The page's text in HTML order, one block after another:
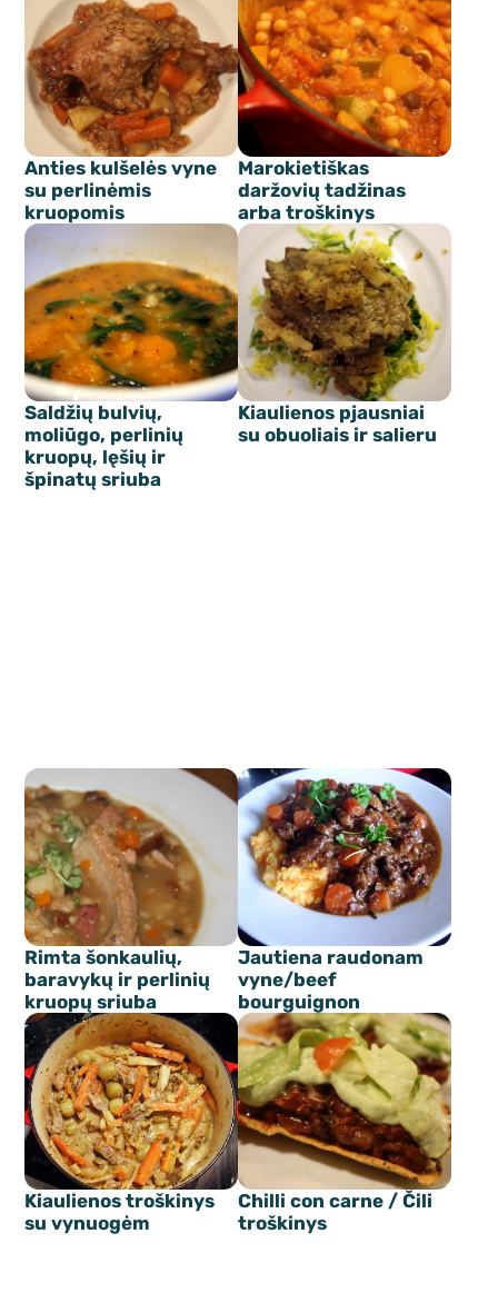
Anties kulšelės vyne
su perlinėmis
kruopomis
Marokietiškas
daržovių tadžinas
arba troškinys
Saldžių bulvių,
moliūgo, perlinių
kruopų, lęšių ir
špinatų sriuba
Kiaulienos pjausniai
su obuoliais ir salieru
Rimta šonkaulių,
baravykų ir perlinių
kruopų sriuba
Jautiena raudonam
vyne/beef
bourguignon
Kiaulienos troškinys
su vynuogėm
Chilli con carne / Čili
troškinys